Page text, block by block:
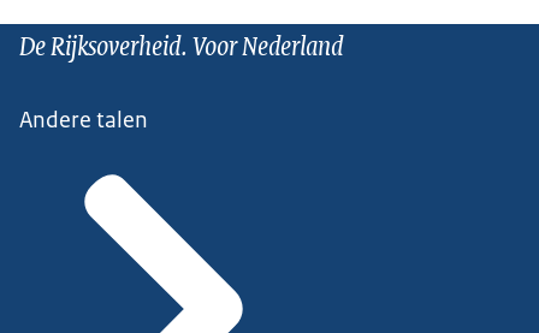
De Rijksoverheid. Voor Nederland
Andere talen